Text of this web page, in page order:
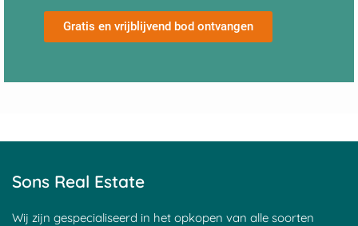
Gratis en vrijblijvend bod ontvangen
Sons Real Estate
Wij zijn gespecialiseerd in het opkopen van alle soorten